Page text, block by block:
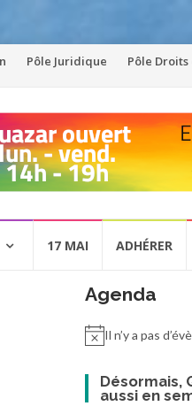
Pôle Juridique Pôle
17 MAI ADHÉRER
Agenda
Il n’y a pas
Désormais,
aussi en